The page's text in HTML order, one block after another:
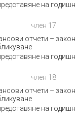
на
член 17
отчети –
на
член 18
отчети –
на